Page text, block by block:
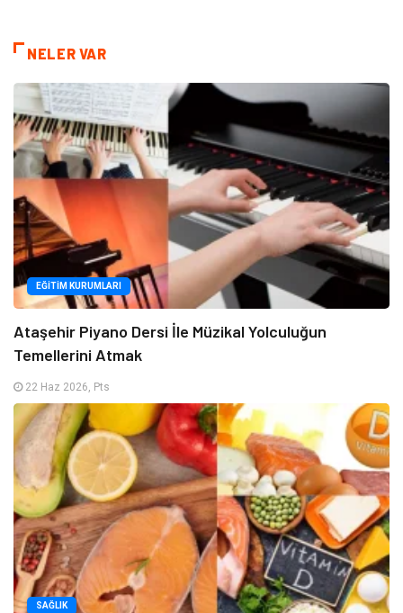
NELER VAR
EĞITIM KURUMLARI
Ataşehir Piyano Dersi İle Müzikal Yolculuğun
Temellerini Atmak
22 Haz 2026, Pts
SAĞLIK